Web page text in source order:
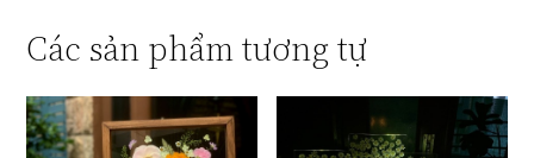
Các sản phẩm tương tự